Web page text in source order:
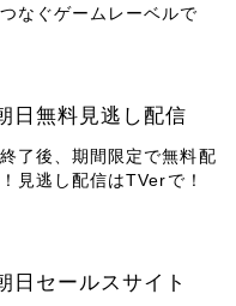
なぐゲームレーベルで
日無料見逃し配信
了後、期間限定で無料配
見逃し配信はTVerで！
日セールスサイト